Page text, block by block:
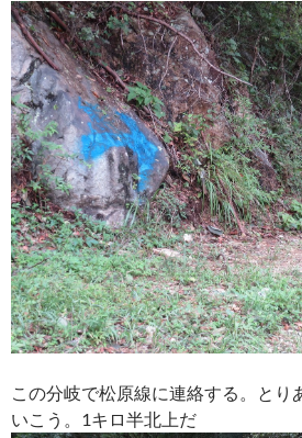
この分岐で松原線に連絡する。とり
いこう。1キロ半北上だ